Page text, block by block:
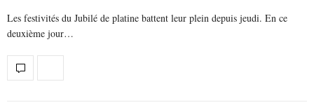
Les festivités du Jubilé de platine battent leur plein depuis jeudi. En ce
deuxième jour…